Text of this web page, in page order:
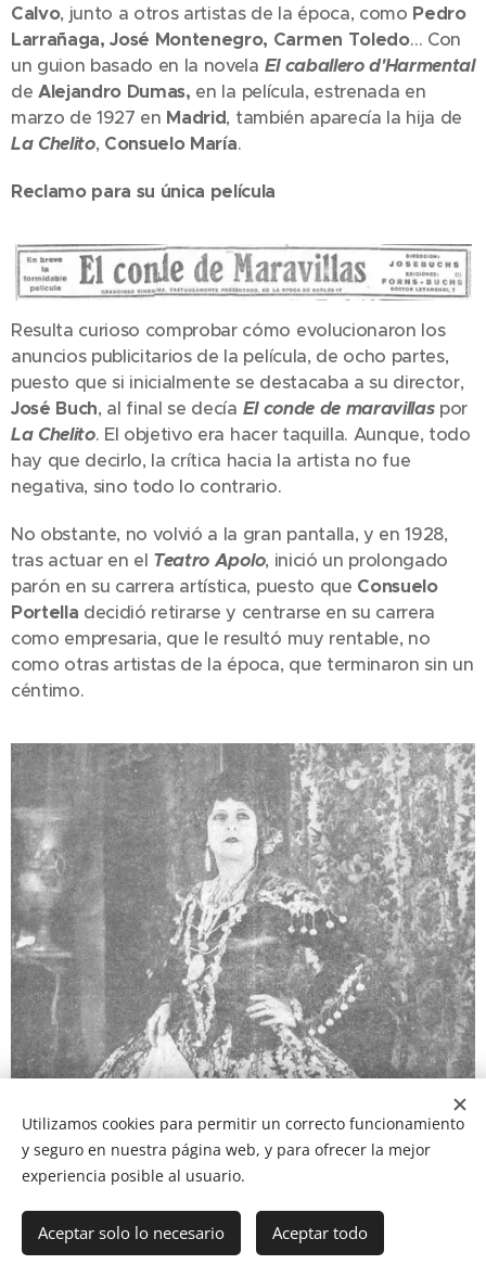
Calvo, junto a otros artistas de la época, como Pedro
Larrañaga, José Montenegro, Carmen Toledo… Con
un guion basado en la novela El caballero d'Harmental
deAlejandro Dumas, en la película, estrenada en
marzo de 1927 en Madrid, también aparecía la hija de
La Chelito, Consuelo María.
Reclamo para su única película
Resulta curioso comprobar cómo evolucionaron los
anuncios publicitarios de la película, de ocho partes,
puesto que si inicialmente se destacaba a su director,
José Buch, al final se decía El conde de maravillaspor
La Chelito. El objetivo era hacer taquilla. Aunque, todo
hay que decirlo, la crítica hacia la artista no fue
negativa, sino todo lo contrario.
No obstante, no volvió a la gran pantalla, y en 1928,
tras actuar en el Teatro Apolo, inició un prolongado
parón en su carrera artística, puesto que Consuelo
Portella decidió retirarse y centrarse en su carrera
como empresaria, que le resultó muy rentable, no
como otras artistas de la época, que terminaron sin un
céntimo.
Utilizamos cookies para permitir un correcto funcionamiento
y seguro en nuestra página web, y para ofrecer la mejor
experiencia posible al usuario.
Aceptar solo lo necesario Aceptar todo